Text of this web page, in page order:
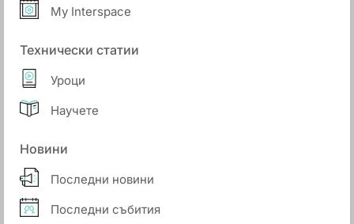
My Interspace
Технически статии
Уроци
Научете
Новини
Последни новини
Последни събития